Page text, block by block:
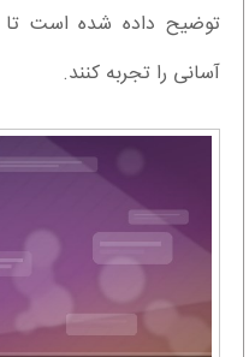
توضیح داده شده است تا
آسانی را تجربه کنند.